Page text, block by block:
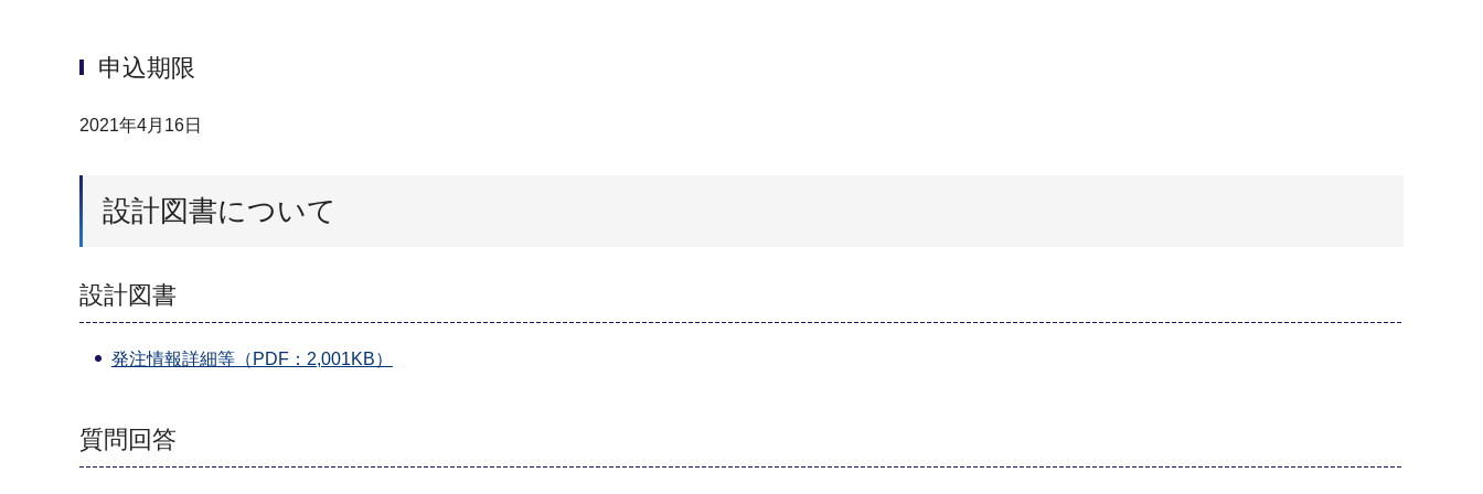
申込期限
2021年4月16日
設計図書について
設計図書
発注情報詳細等（PDF：2,001KB）
質問回答